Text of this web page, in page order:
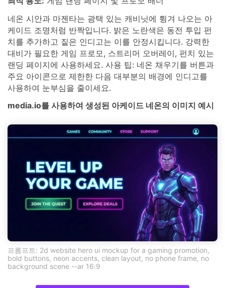
네온 시안과 마젠타는 광택 있는 캐비닛에 튕겨 나오는 아
케이드 조명처럼 반짝입니다. 밝은 노란색은 동전 투입 펀
치를 추가하고 짙은 인디고는 이를 안정시킵니다. 강력한
대비가 필요한 게임 프로모, 스트리머 오버레이, 펀치 있는
랜딩 페이지에 사용하세요. 사용 팁: 네온 채우기를 버튼과
주요 아이콘으로 제한한 다음 대부분의 배경에 인디고를
사용하여 눈부심을 줄이세요.
media.io를 사용하여 생성된 아케이드 네온의 이미지 예시
프롬프트: 2d website hero ui mockup for a gaming promotion,
bold buttons, neon accents, clean layout, no phone frame, no
background scene --ar 16:9